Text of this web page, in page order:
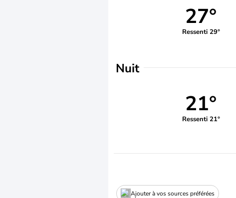
27°
Ressenti 29°
Nuit
21°
Ressenti 21°
Ajouter à vos sources préférées